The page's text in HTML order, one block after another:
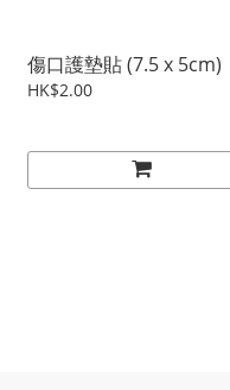
傷口護墊貼 (7.5 x 5cm)
HK$2.00